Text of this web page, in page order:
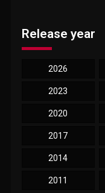
Release year
2026
2023
2020
2017
2014
2011